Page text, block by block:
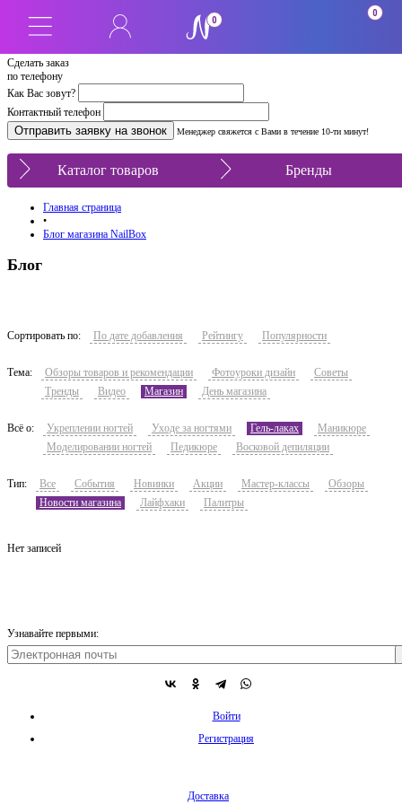
Сделать заказ
по телефону
Как Вас зовут?
Контактный телефон
Менеджер свяжется с Вами в течение 10-ти минут!
0
0
Каталог товаров Бренды
Главная страница
•
Блог магазина NailBox
Блог
Сортировать по: По дате добавления Рейтингу Популярности
Тема: Обзоры товаров и рекомендации Фотоуроки дизайн
Советы
Тренды
Видео Магазин День магазина
Всё о: Укреплении ногтей Уходе за ногтями Гель-лаках
Маникюре
Моделировании ногтей
Педикюре Восковой депиляции
Тип: Все События Новинки Акции Мастер-классы
Обзоры
Новости магазина
Лайфхаки Палитры
Нет записей
Узнавайте первыми:
Войти
Регистрация
Доставка